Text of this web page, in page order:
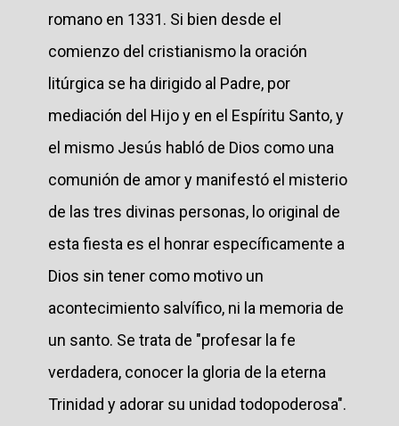
romano en 1331. Si bien desde el
comienzo del cristianismo la oración
litúrgica se ha dirigido al Padre, por
mediación del Hijo y en el Espíritu Santo, y
el mismo Jesús habló de Dios como una
comunión de amor y manifestó el misterio
de las tres divinas personas, lo original de
esta fiesta es el honrar específicamente a
Dios sin tener como motivo un
acontecimiento salvífico, ni la memoria de
un santo. Se trata de "profesar la fe
verdadera, conocer la gloria de la eterna
Trinidad y adorar su unidad todopoderosa".